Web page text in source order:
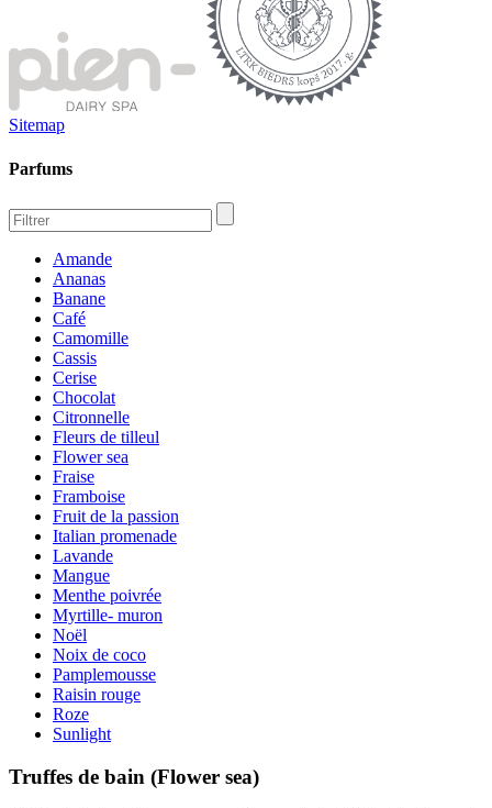
Sitemap
Parfums
Amande
Ananas
Banane
Café
Camomille
Cassis
Cerise
Chocolat
Citronnelle
Fleurs de tilleul
Flower sea
Fraise
Framboise
Fruit de la passion
Italian promenade
Lavande
Mangue
Menthe poivrée
Myrtille- muron
Noël
Noix de coco
Pamplemousse
Raisin rouge
Roze
Sunlight
Truffes de bain (Flower sea)